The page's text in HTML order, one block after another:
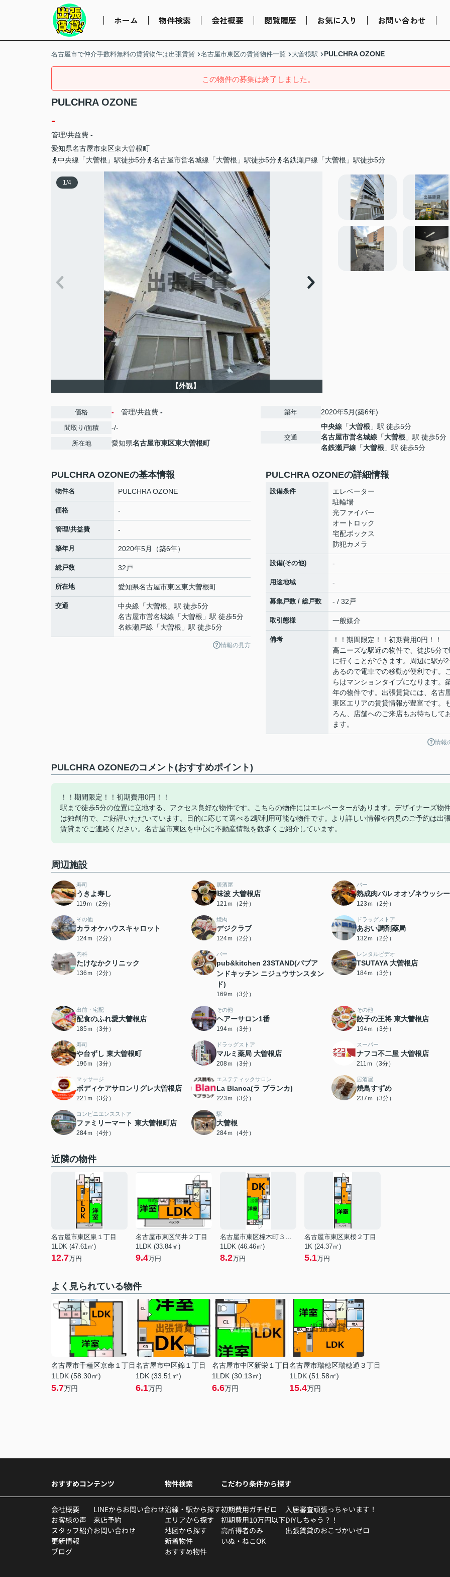
ホーム 物件検索 会社概要 閲覧履歴 お気に入り お問い合わせ
名古屋市で仲介手数料無料の賃貸物件は出張賃貸 名古屋市東区の賃貸物件一覧 大曽根駅 PULCHRA OZONE
この物件の募集は終了しました。
PULCHRA OZONE
-
管理/共益費 -
愛知県名古屋市東区東大曽根町
中央線「大曽根」駅徒歩5分
名古屋市営名城線「大曽根」駅徒歩5分 名鉄瀬戸線「大曽根」駅徒歩5分
1/4
【外観】
価格 - 管理/共益費 -
間取り/面積 -/-
所在地 愛知県名古屋市東区東大曽根町
築年 2020年5月(築6年)
交通
中央線 「大曽根 」駅 徒歩5分
名古屋市営名城線 「大曽根 」駅 徒歩5分
名鉄瀬戸線 「大曽根 」駅 徒歩5分
PULCHRA OZONEの基本情報
物件名 PULCHRA OZONE
価格 -
管理/共益費 -
築年月 2020年5月（築6年）
総戸数 32戸
所在地 愛知県名古屋市東区東大曽根町
交通 中央線 「大曽根 」駅 徒歩5分
名古屋市営名城線 「大曽根 」駅 徒歩5分
名鉄瀬戸線 「大曽根 」駅 徒歩5分
情報の見方
PULCHRA OZONEの詳細情報
設備条件
エレベーター
駐輪場
光ファイバー
オートロック
宅配ボックス
防犯カメラ
設備(その他) -
用途地域 -
募集戸数 / 総戸数 - / 32戸
取引態様 一般媒介
備考
！！期間限定！！初期費用0円！！
高ニーズな駅近の物件で、徒歩5分で
に行くことができます。周辺に駅が2
あるので電車での移動が便利です。
らはマンションタイプになります。
年の物件です。出張賃貸には、名古
東区エリアの賃貸情報が豊富です。
ろん、店舗へのご来店もお待ちして
ます。
情報
PULCHRA OZONEのコメント(おすすめポイント)
！！期間限定！！初期費用0円！！
駅まで徒歩5分の位置に立地する、アクセス良好な物件です。こちらの物件にはエレベーターがあります。デザイナーズ物
は独創的で、ご好評いただいています。目的に応じて選べる2駅利用可能な物件です。より詳しい情報や内見のご予約は出
賃貸までご連絡ください。名古屋市東区を中心に不動産情報を数多くご紹介しています。
周辺施設
寿司
うきよ寿し
119ｍ（2分）
居酒屋
味波 大曽根店
121ｍ（2分）
バー
熟成肉バル オオゾネウッシ
123ｍ（2分）
その他
カラオケハウスキャロット
124ｍ（2分）
焼肉
デジクラブ
124ｍ（2分）
ドラッグストア
あおい調剤薬局
132ｍ（2分）
内科
たけなかクリニック
136ｍ（2分）
バー
pub&kitchen 23STAND(パブア
ンドキッチン ニジュウサンスタン
ド)
169ｍ（3分）
レンタルビデオ
TSUTAYA 大曽根店
184ｍ（3分）
出前・宅配
配食のふれ愛大曽根店
185ｍ（3分）
その他
ヘアーサロン1番
194ｍ（3分）
その他
餃子の王将 東大曽根店
194ｍ（3分）
寿司
や台ずし 東大曽根町
196ｍ（3分）
ドラッグストア
マルミ薬局 大曽根店
208ｍ（3分）
スーパー
ナフコ不二屋 大曽根店
211ｍ（3分）
マッサージ
ボディケアサロンリグレ大曽根店
221ｍ（3分）
エステティックサロン
La Blanca(ラ ブランカ)
223ｍ（3分）
居酒屋
焼鳥すずめ
237ｍ（3分）
コンビニエンスストア
ファミリーマート 東大曽根町店
284ｍ（4分）
駅
大曽根
284ｍ（4分）
近隣の物件
名古屋市東区泉１丁目
1LDK (47.61㎡)
12.7万円
名古屋市東区筒井２丁目
1LDK (33.84㎡)
9.4万円
名古屋市東区橦木町３丁目
1LDK (46.46㎡)
8.2万円
名古屋市東区東桜２丁目
1K (24.37㎡)
5.1万円
よく見られている物件
名古屋市千種区京命１丁目
1LDK (58.30㎡)
5.7万円
名古屋市中区錦１丁目
1DK (33.51㎡)
6.1万円
名古屋市中区新栄１丁目
1LDK (30.13㎡)
6.6万円
名古屋市瑞穂区瑞穂通３丁目
1LDK (51.58㎡)
15.4万円
おすすめコンテンツ
会社概要
お客様の声
スタッフ紹介
更新情報
ブログ
LINEからお問い合わせ
来店予約
お問い合わせ
物件検索
沿線・駅から探す
エリアから探す
地図から探す
新着物件
おすすめ物件
こだわり条件から探す
初期費用ガチゼロ
初期費用10万円以下
高所得者のみ
いぬ・ねこOK
入居審査頑張っちゃいます！
DIYしちゃう？！
出張賃貸のおこづかいゼロ